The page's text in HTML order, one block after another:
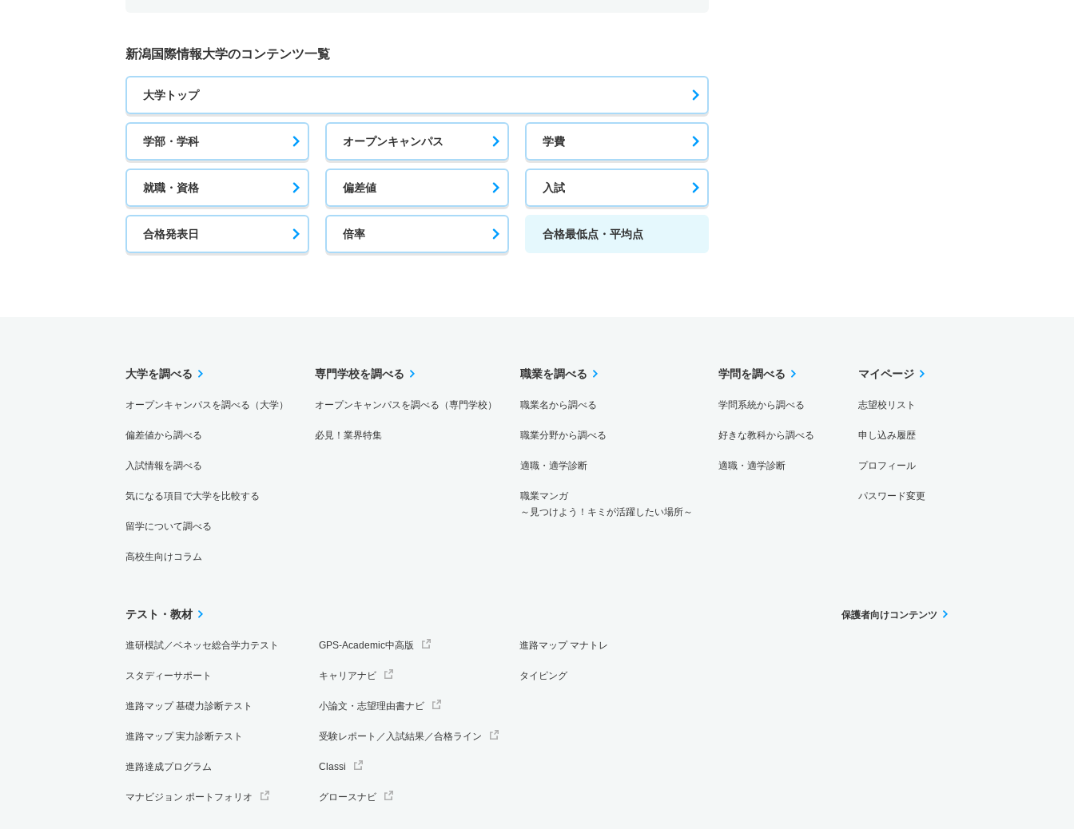
新潟国際情報大学のコンテンツ一覧
大学トップ
学部・学科 オープンキャンパス 学費
就職・資格 偏差値 入試
合格発表日 倍率 合格最低点・平均点
大学を調べる
オープンキャンパスを調べる（大学）
偏差値から調べる
入試情報を調べる
気になる項目で大学を比較する
留学について調べる
高校生向けコラム
専門学校を調べる
オープンキャンパスを調べる（専門学校）
必見！業界特集
職業を調べる
職業名から調べる
職業分野から調べる
適職・適学診断
職業マンガ
～見つけよう！キミが活躍したい場所～
学問を調べる
学問系統から調べる
好きな教科から調べる
適職・適学診断
マイページ
志望校リスト
申し込み履歴
プロフィール
パスワード変更
テスト・教材
進研模試／ベネッセ総合学力テスト
スタディーサポート
進路マップ 基礎力診断テスト
進路マップ 実力診断テスト
進路達成プログラム
マナビジョン ポートフォリオ
GPS-Academic中高版
キャリアナビ
小論文・志望理由書ナビ
受験レポート／入試結果／合格ライン
Classi
グロースナビ
進路マップ マナトレ
タイピング
保護者向けコンテンツ